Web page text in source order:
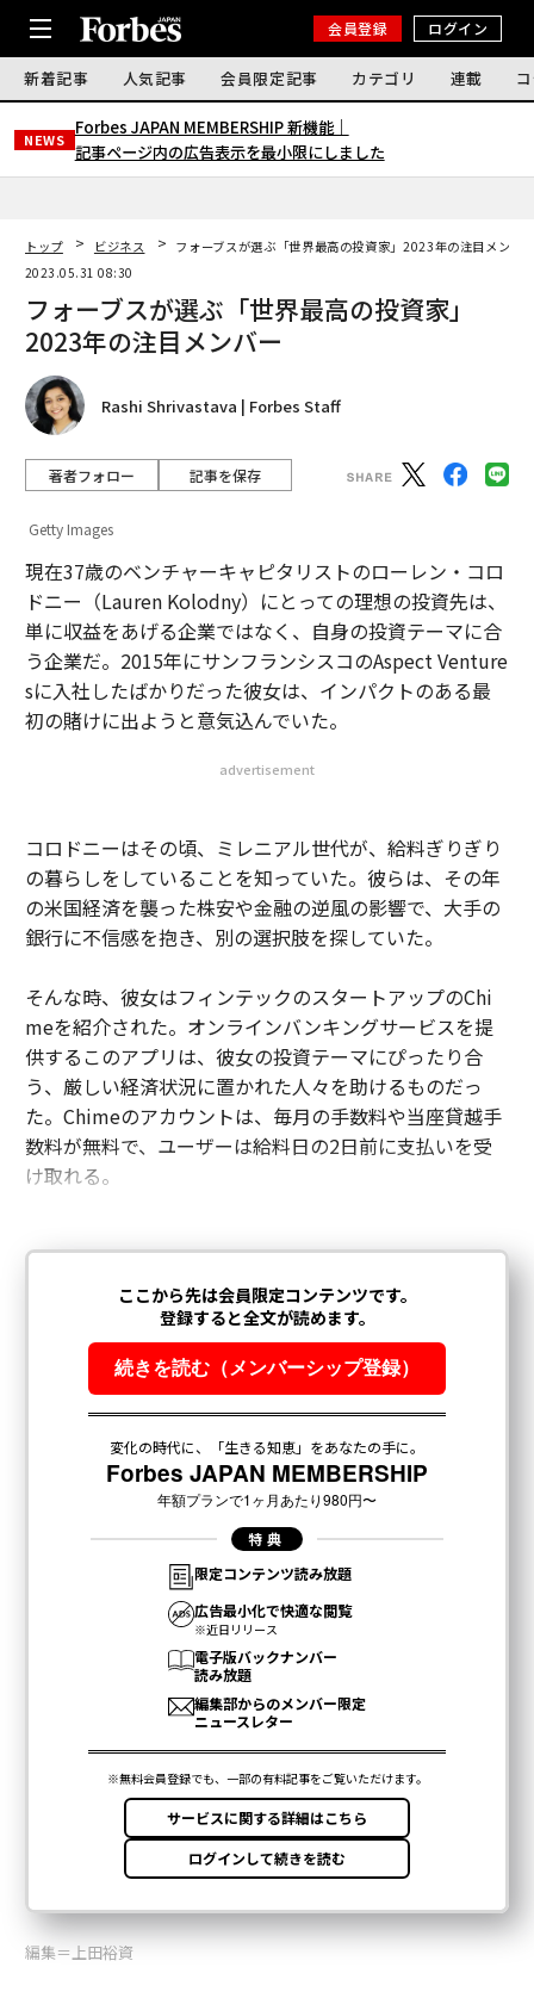
会員登録 ログイン
新着記事 人気記事 会員限定記事 カテゴリ 連載
NEWS
Forbes JAPAN MEMBERSHIP 新機能｜
記事ページ内の広告表示を最小限にしました
トップ ビジネス
フォーブスが選ぶ「世界最高の投資家」2023年の注目メンバ
2023.05.31 08:30
フォーブスが選ぶ「世界最高の投資家」
2023年の注目メンバー
Rashi Shrivastava | Forbes Staff
著者フォロー 記事を保存
Getty Images
現在37歳のベンチャーキャピタリストのローレン・コロ
ドニー（Lauren Kolodny）にとっての理想の投資先は、
単に収益をあげる企業ではなく、自身の投資テーマに合
う企業だ。2015年にサンフランシスコのAspect Venture
sに入社したばかりだった彼女は、インパクトのある最
初の賭けに出ようと意気込んでいた。
advertisement
コロドニーはその頃、ミレニアル世代が、給料ぎりぎり
の暮らしをしていることを知っていた。彼らは、その年
の米国経済を襲った株安や金融の逆風の影響で、大手の
銀行に不信感を抱き、別の選択肢を探していた。
そんな時、彼女はフィンテックのスタートアップのChi
meを紹介された。オンラインバンキングサービスを提
供するこのアプリは、彼女の投資テーマにぴったり合
う、厳しい経済状況に置かれた人々を助けるものだっ
た。Chimeのアカウントは、毎月の手数料や当座貸越手
数料が無料で、ユーザーは給料日の2日前に支払いを受
け取れる。
編集＝上田裕資